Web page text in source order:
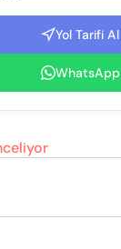
Yol Tarifi Al
WhatsApp